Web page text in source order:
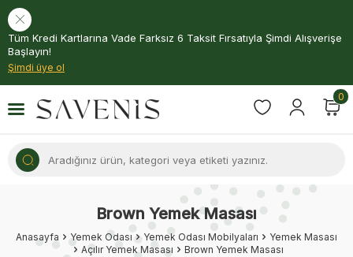
Tüm Kredi Kartlarına Vade Farksız 6 Taksit Fırsatıyla Şimdi Alışverişe
Başlayın!
Şimdi üye ol
0
Brown Yemek Masası
Anasayfa Yemek Odası Yemek Odası Mobilyaları
Yemek Masası
Açılır Yemek Masası
Brown Yemek Masası